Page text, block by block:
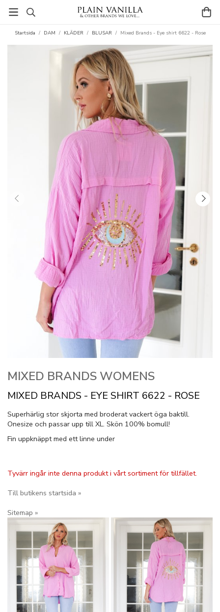
Startsida / DAM / KLÄDER / BLUSAR / Mixed Brands - Eye shirt 6622 - Rose
MIXED BRANDS WOMENS
MIXED BRANDS - EYE SHIRT 6622 - ROSE
Superhärlig stor skjorta med broderat vackert öga baktill.
Onesize och passar upp till XL. Skön 100% bomull!
Fin uppknäppt med ett linne under
Tyvärr ingår inte denna produkt i vårt sortiment för tillfället.
Till butikens startsida »
Sitemap »